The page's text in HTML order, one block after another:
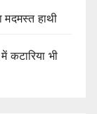
मदमस्त हाथी
भी